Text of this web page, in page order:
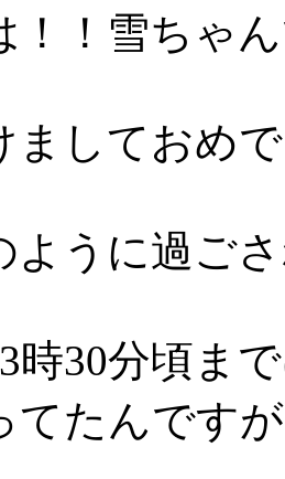
！！雪ちゃ
ましておめ
ように過ご
時30分頃ま
てたんです